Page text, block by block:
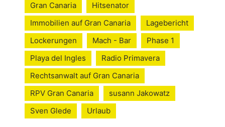
Gran Canaria
Hitsenator
Immobilien auf Gran Canaria
Lagebericht
Lockerungen
Mach - Bar
Phase 1
Playa del Ingles
Radio Primavera
Rechtsanwalt auf Gran Canaria
RPV Gran Canaria
susann Jakowatz
Sven Glede
Urlaub